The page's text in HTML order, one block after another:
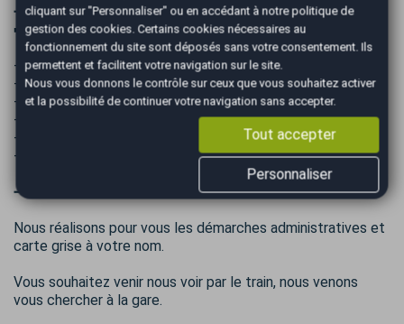
➖➖➖➖➖➖➖➖➖➖➖➖➖➖➖➖➖➖➖➖➖➖➖➖➖
➡️ Ce qu’il faut savoir sur ce véhicule :
- Véhicule en bon état !
- Entretiens à jours (factures présentes)
- Dernier entretien effectué le 08/12/2025
- Contrôle technique Vierge
- Double des clés
- Disponible immédiatement
➖➖➖➖➖➖➖➖➖➖➖➖➖➖➖➖➖➖➖➖➖➖➖➖➖
Nous réalisons pour vous les démarches administratives et
carte grise à votre nom.
Vous souhaitez venir nous voir par le train, nous venons
vous chercher à la gare.
cliquant sur "Personnaliser" ou en accédant à notre politique de
gestion des cookies. Certains cookies nécessaires au
fonctionnement du site sont déposés sans votre consentement. Ils
permettent et facilitent votre navigation sur le site.
Nous vous donnons le contrôle sur ceux que vous souhaitez activer
et la possibilité de continuer votre navigation sans accepter.
Tout accepter
Personnaliser